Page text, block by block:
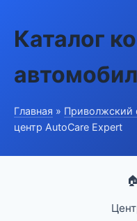
Каталог
Главная » Приволжский
центр AutoCare Expert